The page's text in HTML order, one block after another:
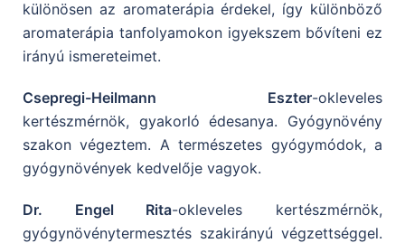
különösen az aromaterápia érdekel, így különböző
aromaterápia tanfolyamokon igyekszem bővíteni ez
irányú ismereteimet.
Csepregi-Heilmann Eszter-okleveles
kertészmérnök, gyakorló édesanya. Gyógynövény
szakon végeztem. A természetes gyógymódok, a
gyógynövények kedvelője vagyok.
Dr. Engel Rita-okleveles kertészmérnök,
gyógynövénytermesztés szakirányú végzettséggel.